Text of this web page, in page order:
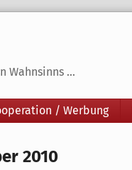
Wahnsinns ...
/ Werbung
2010